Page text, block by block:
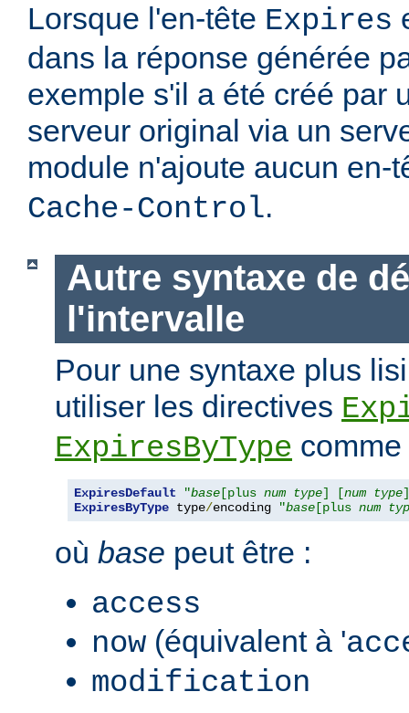
Lorsque l'en-tête Expires
dans la réponse générée
exemple s'il a été créé par
serveur original via un
module n'ajoute aucun en-
Cache-Control.
Autre syntaxe de
l'intervalle
Pour une syntaxe plus
utiliser les directives
ExpiresByType
ExpiresDefault "base [plus num type] [num type
ExpiresByType type/encoding "base [plus num
où base peut être :
access
now (équivalent à '
modification